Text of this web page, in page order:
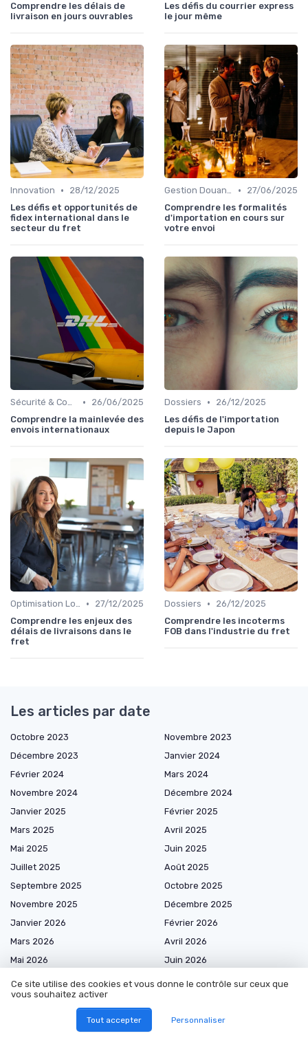
Comprendre les délais de
livraison en jours ouvrables
Les défis du courrier express
le jour même
Innovation •
28/12/2025
Les défis et opportunités de
fidex international dans le
secteur du fret
Gestion Douanière •
27/06/2025
Comprendre les formalités
d'importation en cours sur
votre envoi
Sécurité & Conformité •
26/06/2025
Comprendre la mainlevée des
envois internationaux
Dossiers •
26/12/2025
Les défis de l'importation
depuis le Japon
Optimisation Logistique •
27/12/2025
Comprendre les enjeux des
délais de livraisons dans le
fret
Dossiers •
26/12/2025
Comprendre les incoterms
FOB dans l'industrie du fret
Les articles par date
Octobre 2023
Novembre 2023
Décembre 2023
Janvier 2024
Février 2024
Mars 2024
Novembre 2024
Décembre 2024
Janvier 2025
Février 2025
Mars 2025
Avril 2025
Mai 2025
Juin 2025
Juillet 2025
Août 2025
Septembre 2025
Octobre 2025
Novembre 2025
Décembre 2025
Janvier 2026
Février 2026
Mars 2026
Avril 2026
Mai 2026
Juin 2026
Juillet 2026
Août 2026
Ce site utilise des cookies et vous donne le contrôle sur ceux que
vous souhaitez activer
Tout accepter Personnaliser